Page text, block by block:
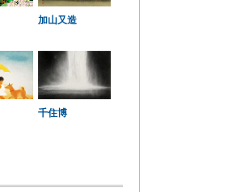
加山又造
千住博